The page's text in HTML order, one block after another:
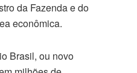
da Fazenda e do
econômica.
Brasil, ou novo